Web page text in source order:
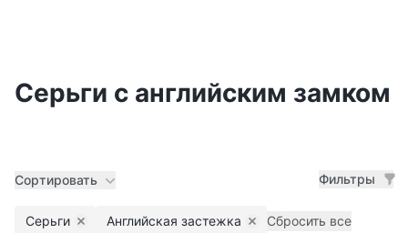
Серьги с английским замком
Сортировать Фильтры
Серьги Remove filter
Английская застежка Remove filter
Сбросить все